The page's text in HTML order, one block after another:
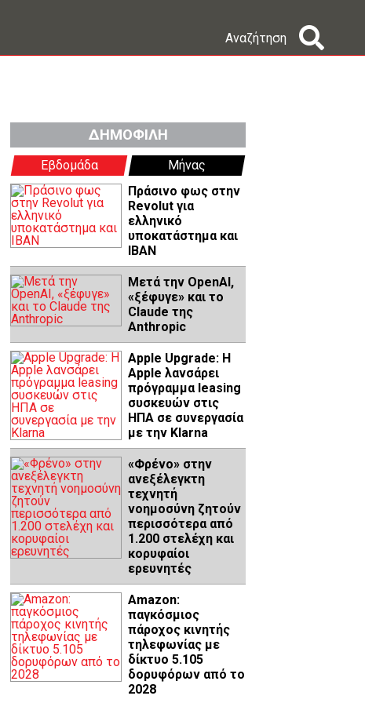
Αναζήτηση
ΔΗΜΟΦΙΛΗ
Εβδομάδα
Μήνας
Πράσινο φως στην
Revolut για
ελληνικό
υποκατάστημα και
IBAN
Μετά την OpenAI,
«ξέφυγε» και το
Claude της
Anthropic
Apple Upgrade: Η
Apple λανσάρει
πρόγραμμα leasing
συσκευών στις
ΗΠΑ σε συνεργασία
με την Klarna
«Φρένο» στην
ανεξέλεγκτη
τεχνητή
νοημοσύνη ζητούν
περισσότερα από
1.200 στελέχη και
κορυφαίοι
ερευνητές
Amazon:
παγκόσμιος
πάροχος κινητής
τηλεφωνίας με
δίκτυο 5.105
δορυφόρων από το
2028